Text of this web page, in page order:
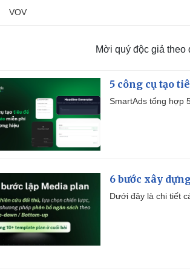
VOV
Mời quý độc giả theo
5 công cụ tạo
SmartAds tổng hợp
6 bước xây
Dưới đây là chi tiết